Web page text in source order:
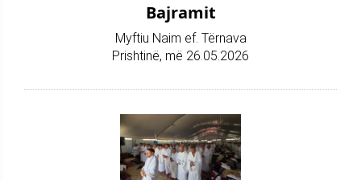
Bajramit
Myftiu Naim ef. Tërnava
Prishtinë, më 26.05.2026